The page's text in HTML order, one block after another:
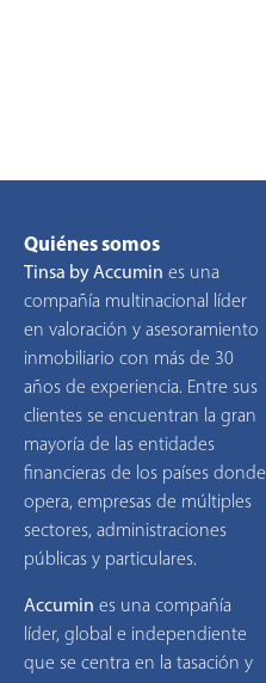
Quiénes somos
Tinsa by Accumin es una
compañía multinacional líder
en valoración y asesoramiento
inmobiliario con más de 30
años de experiencia. Entre sus
clientes se encuentran la gran
mayoría de las entidades
financieras de los países donde
opera, empresas de múltiples
sectores, administraciones
públicas y particulares.
Accumin es una compañía
líder, global e independiente
que se centra en la tasación y